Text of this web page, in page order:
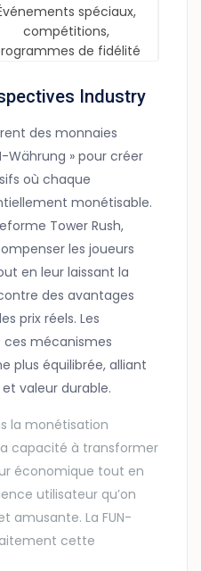
spéciaux,
compétitions,
de fidélité
Industry
des monnaies
Währung » pour créer
où chaque
monétisable.
Tower Rush,
les joueurs
en leur laissant la
des avantages
prix réels. Les
mécanismes
plus équilibrée, alliant
valeur durable.
la monétisation
capacité à transformer
économique tout en
utilisateur qu’on
amusante. La FUN-
cette